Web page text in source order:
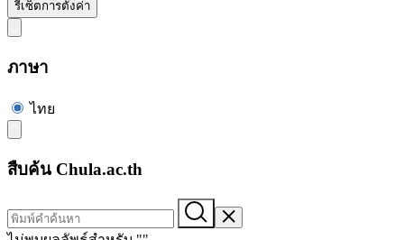
รีเซ็ตการตั้งค่า
ภาษา
ไทย
สืบค้น Chula.ac.th